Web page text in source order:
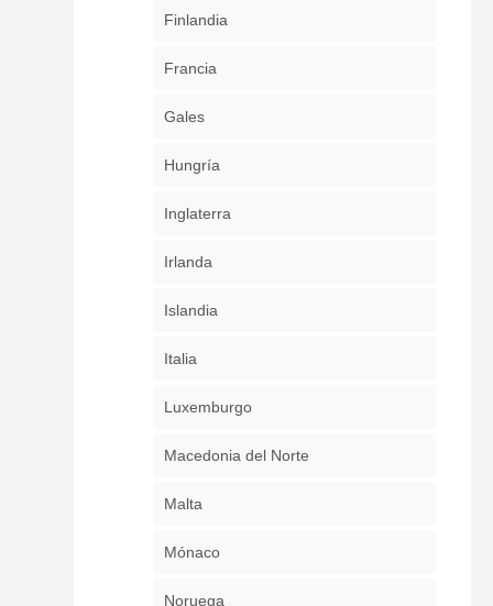
Finlandia
Francia
Gales
Hungría
Inglaterra
Irlanda
Islandia
Italia
Luxemburgo
Macedonia del Norte
Malta
Mónaco
Noruega